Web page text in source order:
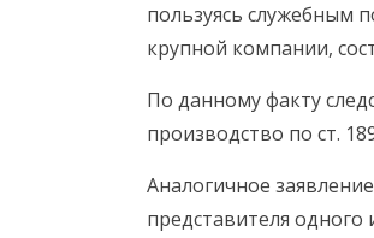
пользуясь служебным
крупной компании,
По данному факту
производство по ст.
Аналогичное
представителя